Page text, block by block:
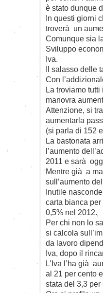
è stato dunque
In questi giorni
troverà un
Comunque sia
Sviluppo
Iva.
Il salasso delle
Con
La troviamo
manovra
Attenzione, si
aumentarla
(si parla di 152
La bastonata
l’aumento
2011 e sarà
Mentre già a
sull’aumento
Inutile
carta bianca
0,5% nel 2012.
Per chi non lo
si calcola
da lavoro
Iva, dopo il
L’Iva l’ha già
al 21 per cento
stata del 3,3 per